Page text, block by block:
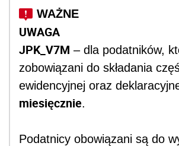
UWAGA
JPK_V7M – dla podatników,
zobowiązani do składania
ewidencyjnej oraz
miesięcznie.
Podatnicy obowiązani są do